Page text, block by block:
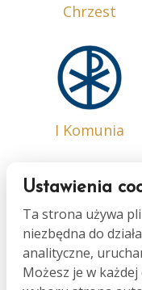
Chrzest
I Komunia
Bierzmowanie
Ustawienia
Ta strona używa
niezbędna do
analityczne,
Możesz je w każdej